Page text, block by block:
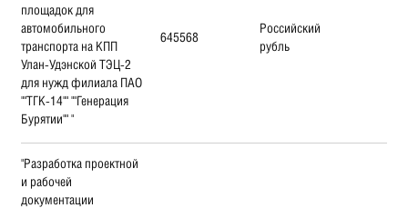
площадок для
автомобильного
транспорта на КПП
Улан-Удэнской ТЭЦ-2
для нужд филиала ПАО
""ТГК-14"" ""Генерация
Бурятии"" "
645568
Российский
рубль
"Разработка проектной
и рабочей
документации